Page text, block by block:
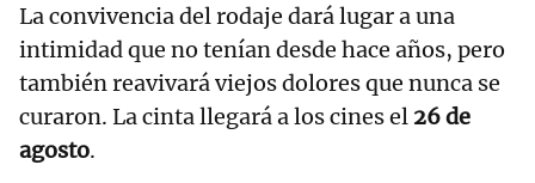
La convivencia del rodaje dará lugar a una
intimidad que no tenían desde hace años, pero
también reavivará viejos dolores que nunca se
curaron. La cinta llegará a los cines el 26 de
agosto.